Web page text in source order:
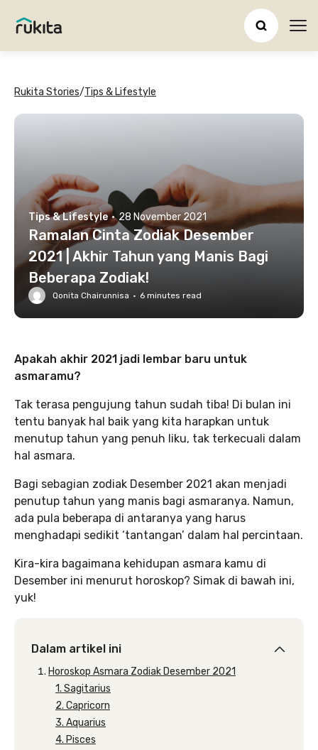
Rukita Stories/Tips & Lifestyle
Tips & Lifestyle · 28 November 2021
Ramalan Cinta Zodiak Desember
2021 | Akhir Tahun yang Manis Bagi
Beberapa Zodiak!
Qonita Chairunnisa · 6 minutes read
Apakah akhir 2021 jadi lembar baru untuk
asmaramu?
Tak terasa pengujung tahun sudah tiba! Di bulan ini
tentu banyak hal baik yang kita harapkan untuk
menutup tahun yang penuh liku, tak terkecuali dalam
hal asmara.
Bagi sebagian zodiak Desember 2021 akan menjadi
penutup tahun yang manis bagi asmaranya. Namun,
ada pula beberapa di antaranya yang harus
menghadapi sedikit ‘tantangan’ dalam hal percintaan.
Kira-kira bagaimana kehidupan asmara kamu di
Desember ini menurut horoskop? Simak di bawah ini,
yuk!
Dalam artikel ini
Horoskop Asmara Zodiak Desember 2021
1. Sagitarius
2. Capricorn
3. Aquarius
4. Pisces